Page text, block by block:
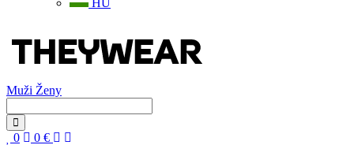
HU
Muži Ženy
0 0 €